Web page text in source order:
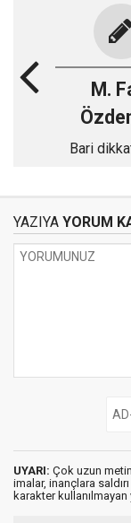
M.
Bari
YAZIYA YORUM
UYARI: Çok uzun
imalar, inançlara
karakter